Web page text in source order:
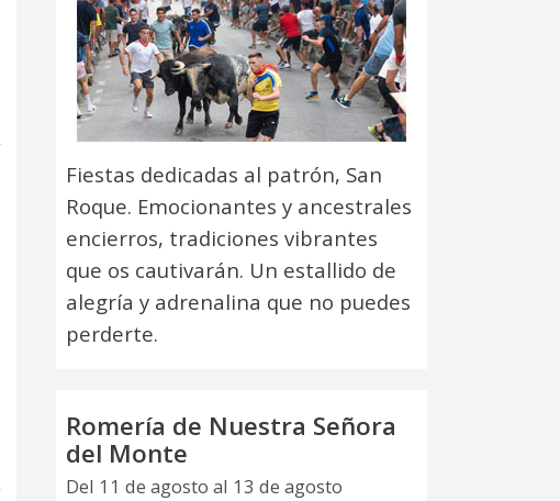
Fiestas dedicadas al patrón, San
Roque. Emocionantes y ancestrales
encierros, tradiciones vibrantes
que os cautivarán. Un estallido de
alegría y adrenalina que no puedes
perderte.
Romería de Nuestra Señora
del Monte
Del 11 de agosto al 13 de agosto